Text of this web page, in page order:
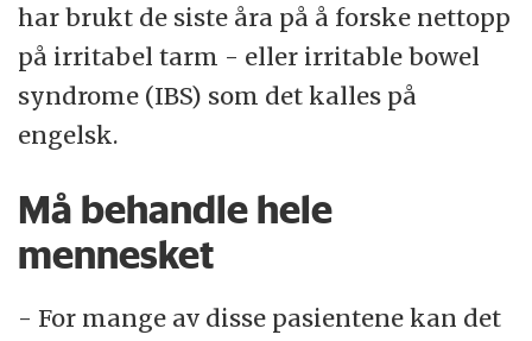
har brukt de siste åra på å forske nettopp
på irritabel tarm - eller irritable bowel
syndrome (IBS) som det kalles på
engelsk.
Må behandle hele
mennesket
- For mange av disse pasientene kan det